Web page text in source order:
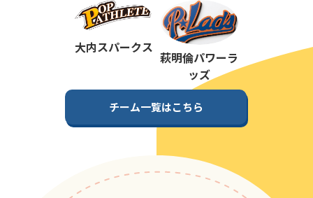
第6回 ポップアスリートカップ
第5回 ポップアスリートカップ
ポップアスリートカップ
ポップアスリートカップ
ポップアスリートカップ
大内スパークス
萩明倫パワーラ
ッズ
チーム一覧はこちら